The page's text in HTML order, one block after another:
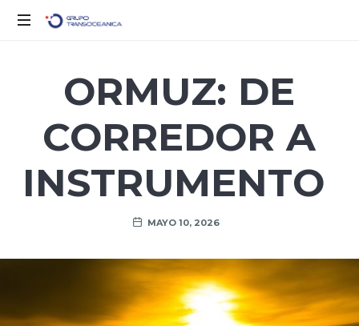
WordPress
ORMUZ: DE
CORREDOR A
INSTRUMENTO
MAYO 10, 2026